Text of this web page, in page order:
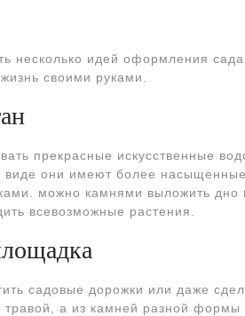
несколько идей оформления
своими руками.
прекрасные искусственные
они имеют более насыщенные
можно камнями выложить дно
всевозможные растения.
садовые дорожки или даже
травой, а из камней разной